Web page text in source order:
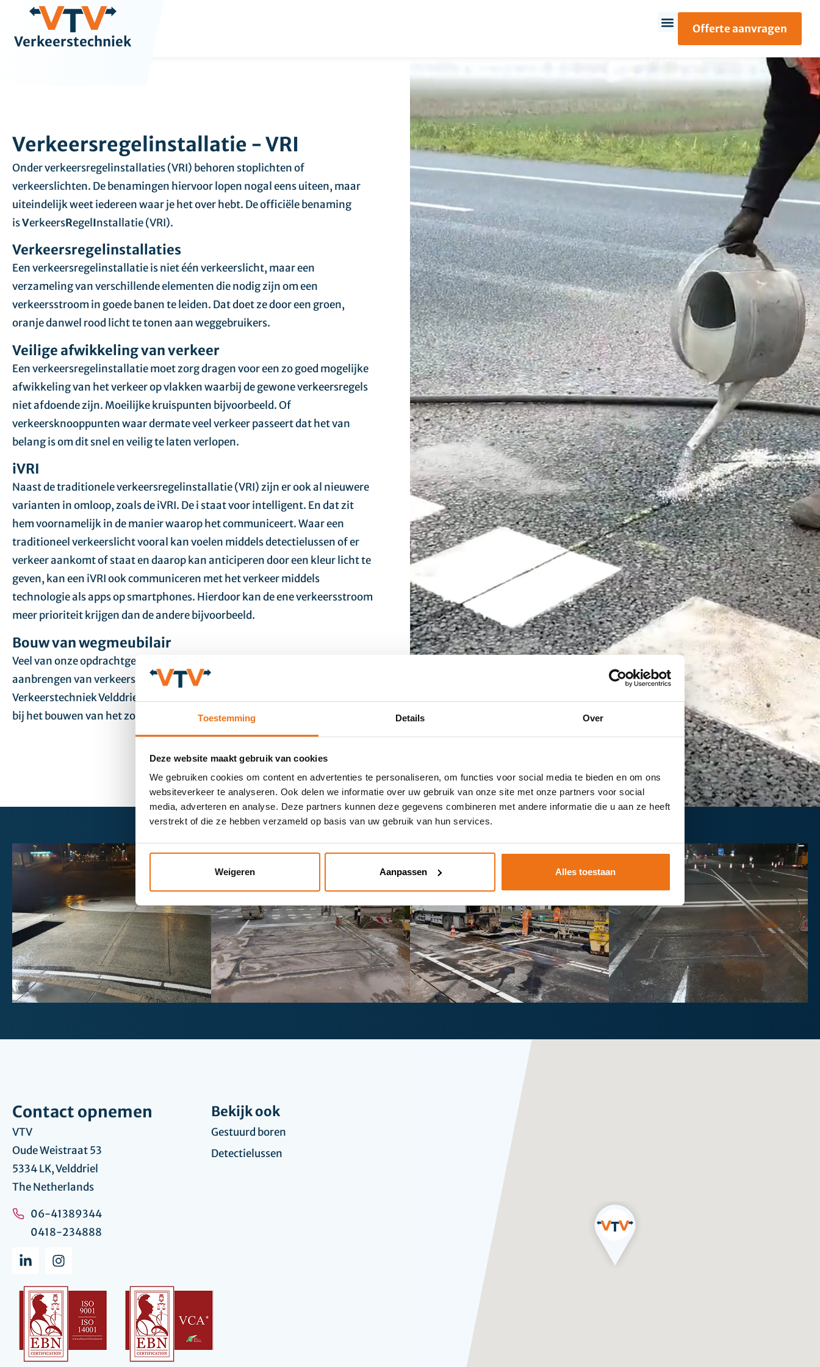
Toestemming Details Over
Deze website maakt gebruik van cookies
We gebruiken cookies om content en advertenties te personaliseren, om functies voor social media te bieden en om ons
websiteverkeer te analyseren. Ook delen we informatie over uw gebruik van onze site met onze partners voor social
media, adverteren en analyse. Deze partners kunnen deze gegevens combineren met andere informatie die u aan ze heeft
verstrekt of die ze hebben verzameld op basis van uw gebruik van hun services.
Weigeren Aanpassen Alles toestaan
Verkeerstechniek
Offerte aanvragen
Verkeersregelinstallatie - VRI
Onder verkeersregelinstallaties (VRI) behoren stoplichten of
verkeerslichten. De benamingen hiervoor lopen nogal eens uiteen, maar
uiteindelijk weet iedereen waar je het over hebt. De officiële benaming
isVerkeersRegelInstallatie (VRI).
Verkeersregelinstallaties
Een verkeersregelinstallatie is niet één verkeerslicht, maar een
verzameling van verschillende elementen die nodig zijn om een
verkeersstroom in goede banen te leiden. Dat doet ze door een groen,
oranje danwel rood licht te tonen aan weggebruikers.
Veilige afwikkeling van verkeer
Een verkeersregelinstallatie moet zorg dragen voor een zo goed mogelijke
afwikkeling van het verkeer op vlakken waarbij de gewone verkeersregels
niet afdoende zijn. Moeilijke kruispunten bijvoorbeeld. Of
verkeersknooppunten waar dermate veel verkeer passeert dat het van
belang is om dit snel en veilig te laten verlopen.
iVRI
Naast de traditionele verkeersregelinstallatie (VRI) zijn er ook al nieuwere
varianten in omloop, zoals de iVRI. De i staat voor intelligent. En dat zit
hem voornamelijk in de manier waarop het communiceert. Waar een
traditioneel verkeerslicht vooral kan voelen middels detectielussen of er
verkeer aankomt of staat en daarop kan anticiperen door een kleur licht te
geven, kan een iVRI ook communiceren met het verkeer middels
technologie als apps op smartphones. Hierdoor kan de ene verkeersstroom
meer prioriteit krijgen dan de andere bijvoorbeeld.
Bouw van wegmeubilair
Veel van onze opdrachtgevers zijn gespecialiseerd in het ontwerpen en
aanbrengen van verkeersregelinstallaties, ook wel VRI´s genoemd. Bij
Verkeerstechniek Velddriel helpen we onze opdrachtgevers voornamelijk
bij het bouwen van het zogeheten wegmeubilair.
Contact opnemen
VTV
Oude Weistraat 53
5334 LK, Velddriel
The Netherlands
06-41389344
0418-234888
Bekijk ook
Gestuurd boren
Detectielussen